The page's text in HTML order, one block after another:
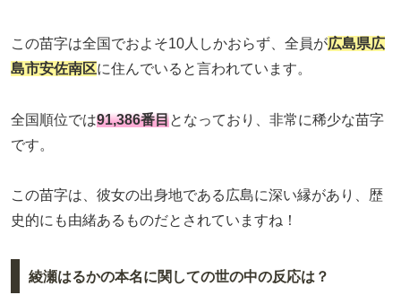
この苗字は全国でおよそ10人しかおらず、全員が広島県広
島市安佐南区に住んでいると言われています。
全国順位では91,386番目となっており、非常に稀少な苗字
です。
この苗字は、彼女の出身地である広島に深い縁があり、歴
史的にも由緒あるものだとされていますね！
綾瀬はるかの本名に関しての世の中の反応は？